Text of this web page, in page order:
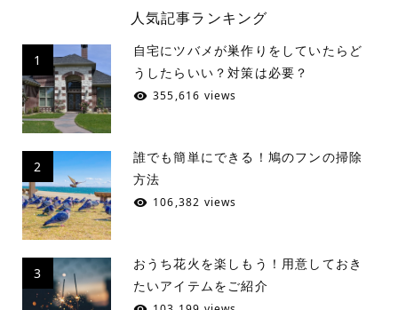
人気記事ランキング
1
自宅にツバメが巣作りをしていたらど
うしたらいい？対策は必要？
355,616 views
2
誰でも簡単にできる！鳩のフンの掃除
方法
106,382 views
3
おうち花火を楽しもう！用意しておき
たいアイテムをご紹介